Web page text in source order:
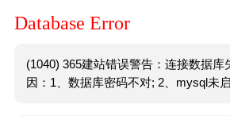
Database Error
(1040) 365建站错误警告：连接数据库
因：1、数据库密码不对; 2、mysql未启